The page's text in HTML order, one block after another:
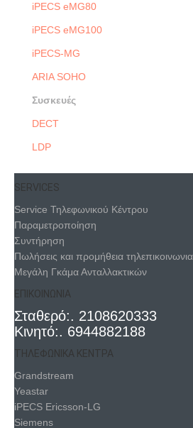
iPECS eMG80
iPECS eMG100
iPECS-MG
ARIA SOHO
Συσκευές
DECT
LDP
SERVICES
Service Τηλεφωνικού Κέντρου
Παραμετροποίηση
Συντήρηση
Πωλήσεις και προμήθεια
Μεγάλη Γκάμα Ανταλλακτικών
ΕΠΙΚΟΙΝΩΝΙΑ
Σταθερό:. 2108620333
Κινητό:. 6944882188
ΤΗΛΕΦΩΝΙΚΑ ΚΕΝΤΡΑ
Grandstream
Yeastar
iPECS Ericsson-LG
Siemens